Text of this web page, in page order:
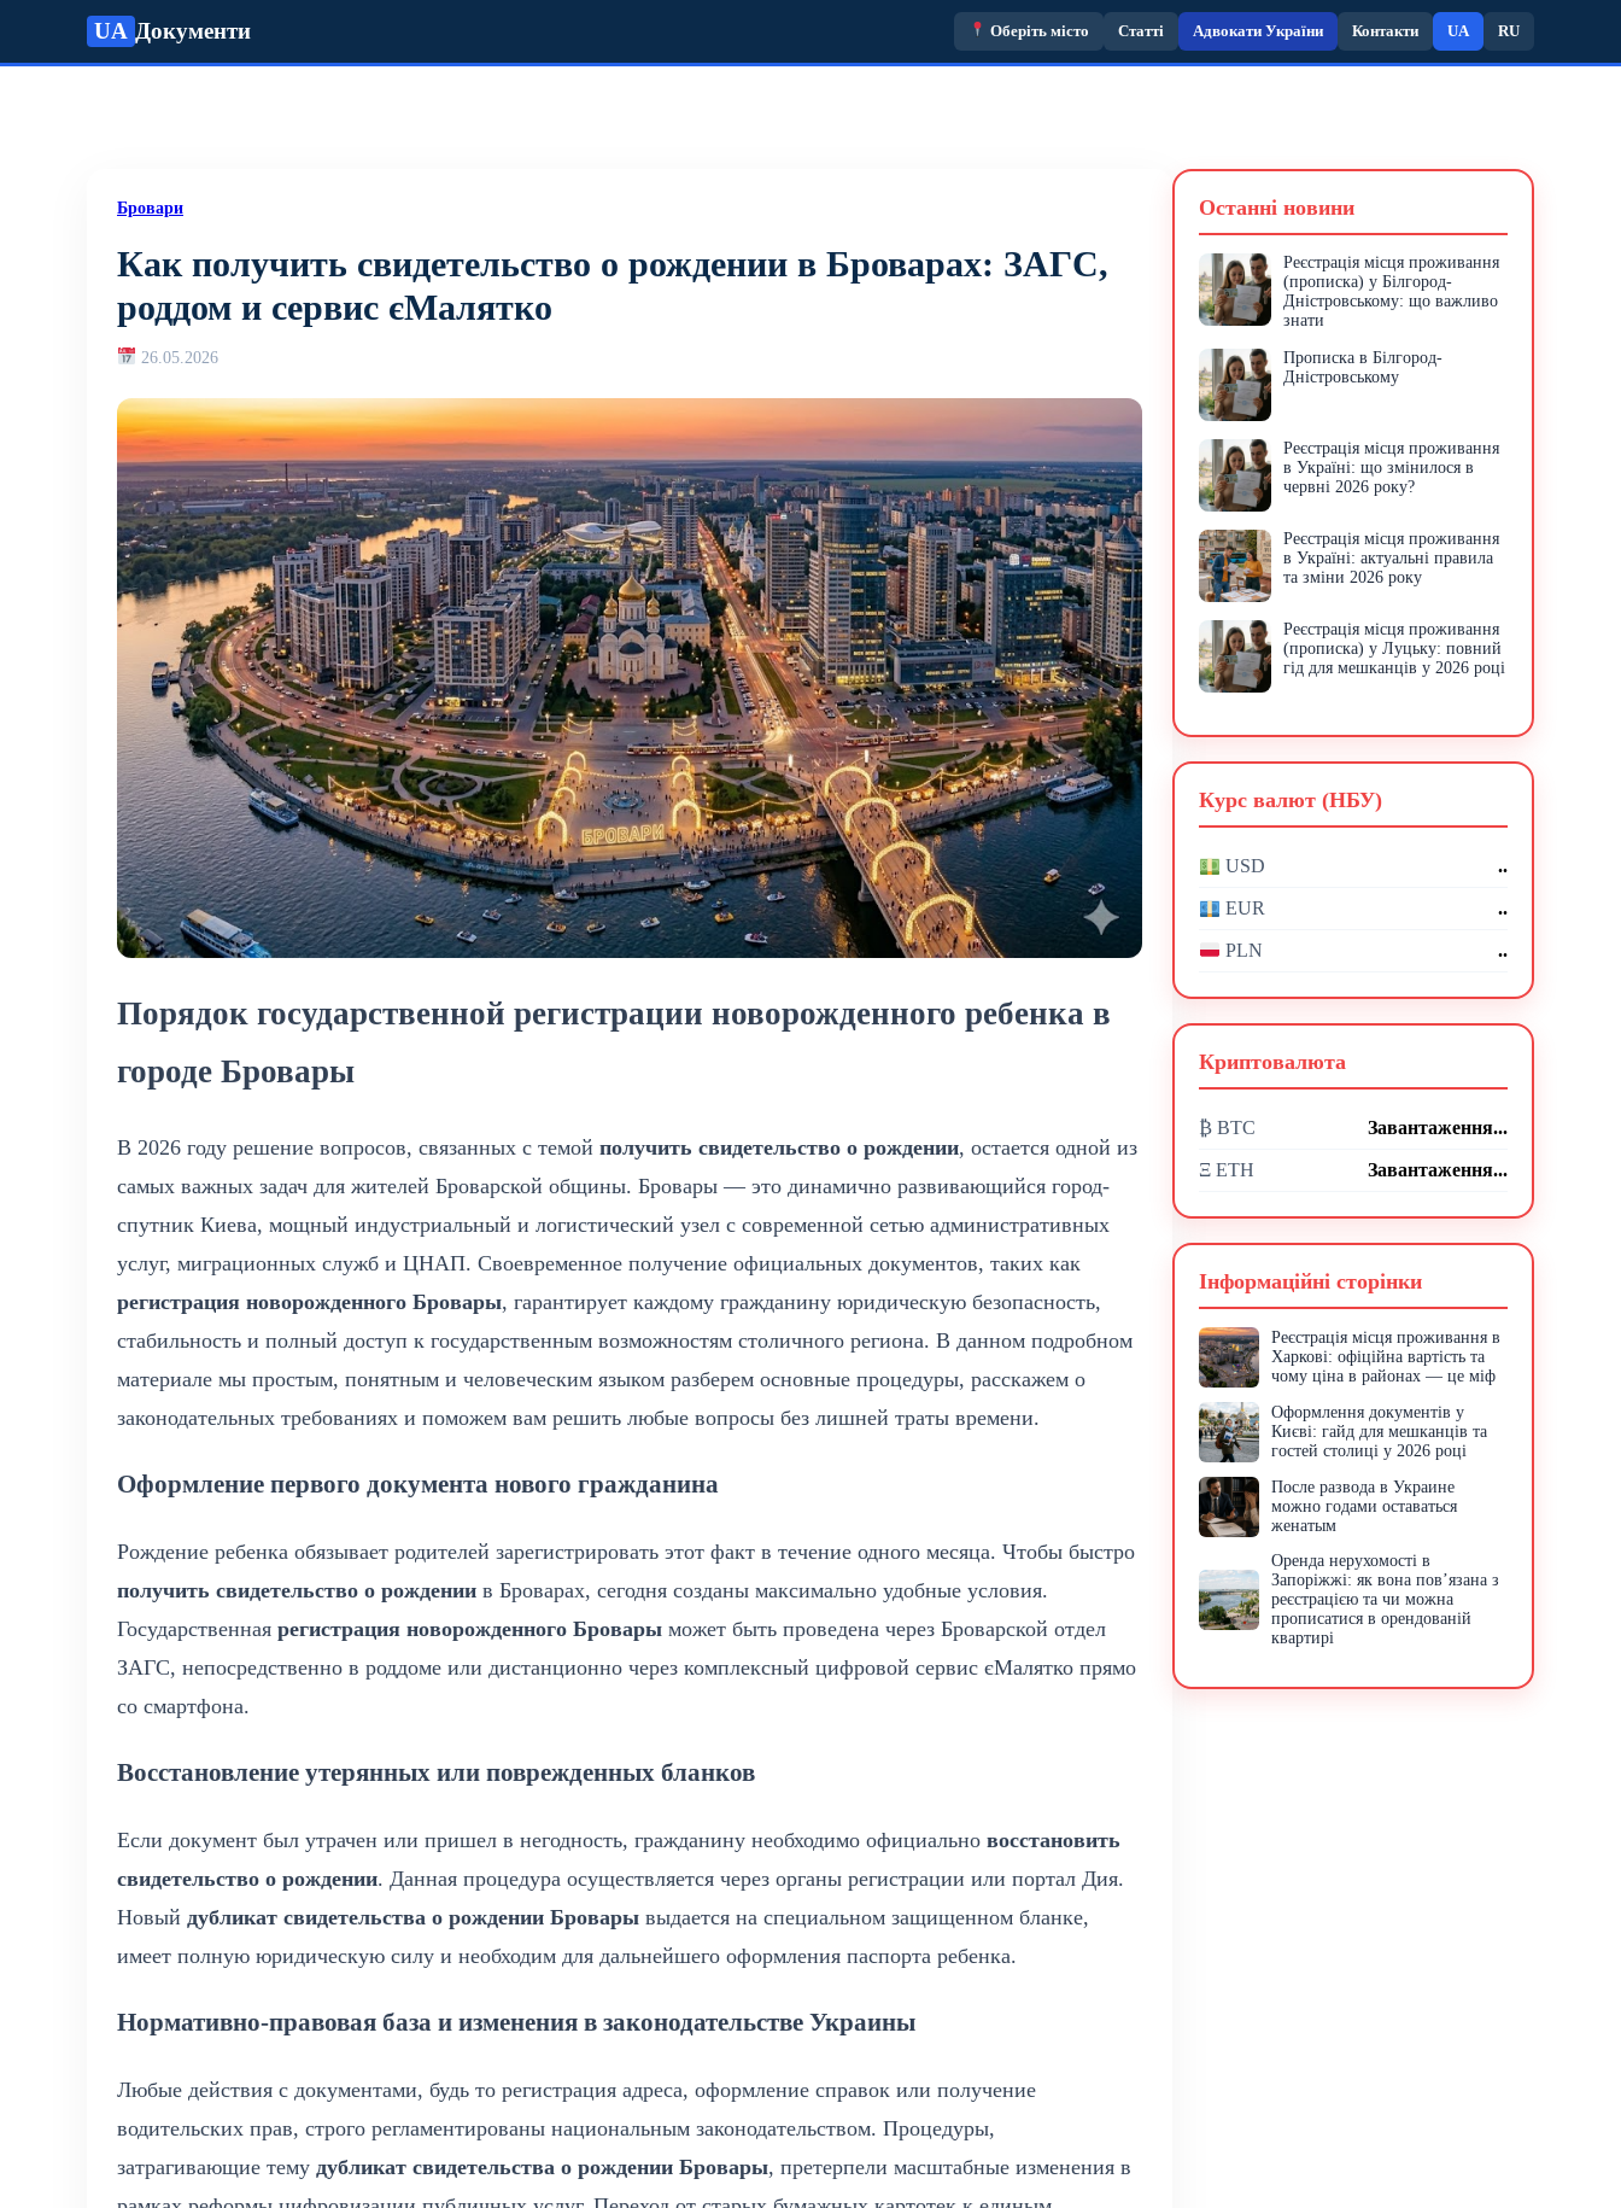
UA Документи Оберіть місто Статті Адвокати України Контакти UA RU
Бровари
Как получить свидетельство о рождении в Броварах: ЗАГС,
роддом и сервис єМалятко
26.05.2026
Порядок государственной регистрации новорожденного ребенка в
городе Бровары
В 2026 году решение вопросов, связанных с темой получить свидетельство о рождении, остается одной из
самых важных задач для жителей Броварской общины. Бровары — это динамично развивающийся город-
спутник Киева, мощный индустриальный и логистический узел с современной сетью административных
услуг, миграционных служб и ЦНАП. Своевременное получение официальных документов, таких как
регистрация новорожденного Бровары, гарантирует каждому гражданину юридическую безопасность,
стабильность и полный доступ к государственным возможностям столичного региона. В данном подробном
материале мы простым, понятным и человеческим языком разберем основные процедуры, расскажем о
законодательных требованиях и поможем вам решить любые вопросы без лишней траты времени.
Оформление первого документа нового гражданина
Рождение ребенка обязывает родителей зарегистрировать этот факт в течение одного месяца. Чтобы быстро
получить свидетельство о рождении в Броварах, сегодня созданы максимально удобные условия.
Государственная регистрация новорожденного Бровары может быть проведена через Броварской отдел
ЗАГС, непосредственно в роддоме или дистанционно через комплексный цифровой сервис єМалятко прямо
со смартфона.
Восстановление утерянных или поврежденных бланков
Если документ был утрачен или пришел в негодность, гражданину необходимо официально восстановить
свидетельство о рождении. Данная процедура осуществляется через органы регистрации или портал Дия.
Новый дубликат свидетельства о рождении Бровары выдается на специальном защищенном бланке,
имеет полную юридическую силу и необходим для дальнейшего оформления паспорта ребенка.
Нормативно-правовая база и изменения в законодательстве Украины
Любые действия с документами, будь то регистрация адреса, оформление справок или получение
водительских прав, строго регламентированы национальным законодательством. Процедуры,
затрагивающие тему дубликат свидетельства о рождении Бровары, претерпели масштабные изменения в
Останні новини
Реєстрація місця проживання
(прописка) у Білгород-
Дністровському: що важливо
знати
Прописка в Білгород-
Дністровському
Реєстрація місця проживання
в Україні: що змінилося в
червні 2026 року?
Реєстрація місця проживання
в Україні: актуальні правила
та зміни 2026 року
Реєстрація місця проживання
(прописка) у Луцьку: повний
гід для мешканців у 2026 році
Курс валют (НБУ)
USD ..
EUR ..
PLN ..
Криптовалюта
₿ BTC Завантаження...
Ξ ETH Завантаження...
Інформаційні сторінки
Реєстрація місця проживання в
Харкові: офіційна вартість та
чому ціна в районах — це міф
Оформлення документів у
Києві: гайд для мешканців та
гостей столиці у 2026 році
После развода в Украине
можно годами оставаться
женатым
Оренда нерухомості в
Запоріжжі: як вона пов’язана з
реєстрацією та чи можна
прописатися в орендованій
квартирі